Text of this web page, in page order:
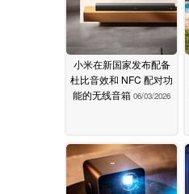
小米在新国家发布配备
杜比音效和 NFC 配对功
能的无线音箱 06/03/2026